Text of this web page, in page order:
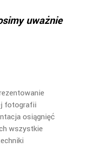
uważnie
fotografii
osiągnięć
wszystkie